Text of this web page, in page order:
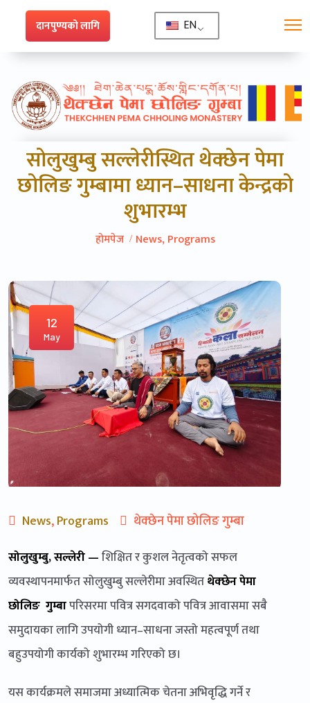
दानपुण्यको लागि EN
सोलुखुम्बु सल्लेरीस्थित थेक्छेन पेमा
छोलिङ गुम्बामा ध्यान–साधना केन्द्रको
शुभारम्भ
होमपेज News, Programs
12
May
News,Programs थेक्छेन पेमा छोलिङ गुम्बा
सोलुखुम्बु, सल्लेरी —शिक्षित र कुशल नेतृत्वको सफल
व्यवस्थापनमार्फत सोलुखुम्बु सल्लेरीमा अवस्थितथेक्छेन पेमा
छोलिङ गुम्बापरिसरमा पवित्र सगदवाको पवित्र आवासमा सबै
समुदायका लागि उपयोगी ध्यान–साधना जस्तो महत्वपूर्ण तथा
बहुउपयोगी कार्यको शुभारम्भ गरिएको छ।
यस कार्यक्रमले समाजमा अध्यात्मिक चेतना अभिवृद्धि गर्ने र